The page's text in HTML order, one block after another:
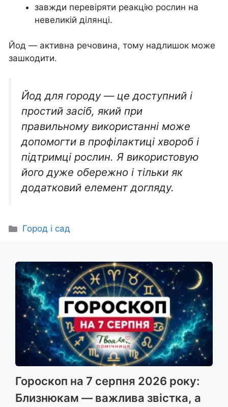
завжди перевіряти реакцію рослин на
невеликій ділянці.
Йод — активна речовина, тому надлишок може
зашкодити.
Йод для городу — це доступний і
простий засіб, який при
правильному використанні може
допомогти в профілактиці хвороб і
підтримці рослин. Я використовую
його дуже обережно і тільки як
додатковий елемент догляду.
Категорії
Город і сад
Гороскоп на 7 серпня 2026 року:
Близнюкам — важлива звістка, а